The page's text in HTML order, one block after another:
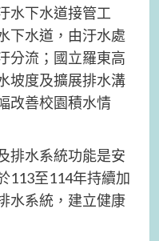
水下水道接管工
下水道，由汙水處
分流；國立羅東高
坡度及擴展排水溝
改善校園積水情
排水系統功能是安
113至114年持續加
水系統，建立健康